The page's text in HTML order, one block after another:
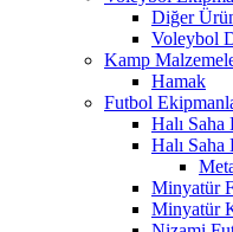
Diğer
Voleybol
Kamp
Hamak
Futbol
Halı
Halı Saha
Minyatür
Minyatür